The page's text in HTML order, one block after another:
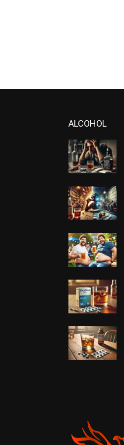
ALCOHOL